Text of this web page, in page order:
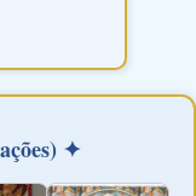
✦